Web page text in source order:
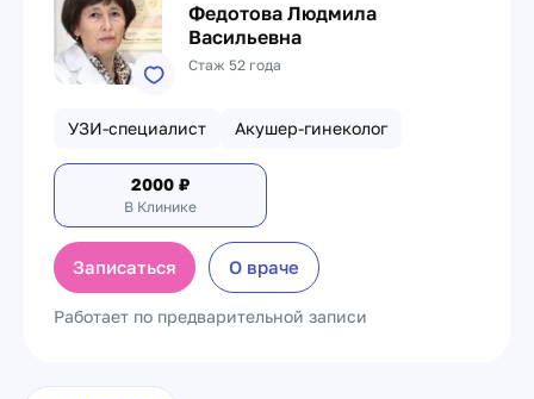
Федотова Людмила
Васильевна
Стаж 52 года
УЗИ-специалист Акушер-гинеколог
2000 ₽
В Клинике
Записаться О враче
Работает по предварительной записи